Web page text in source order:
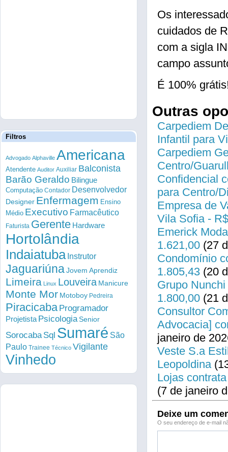
Os
cuidados de
com a sigla
campo
É 100%
Outras
Carpediem
Infantil para
Carpediem
Centro/
Confidencial
para Centro/
Empresa de
Vila Sofia -
Emerick
1.621,00 (27
Condomínio
1.805,43 (20
Grupo
1.800,00 (21
Consultor
Advocacia]
janeiro de
Veste S.a
Leopoldina
Lojas
(7 de janeiro
Deixe um
O seu endereço de e-mail
Filtros
Advogado Alphaville Americana
Atendente Auditor Auxiliar Balconista
Barão Geraldo Bilingue
Computação Contador Desenvolvedor
Designer Enfermagem Ensino
Médio Executivo Farmacêutico
Faturista Gerente Hardware
Hortolândia
Indaiatuba Instrutor
Jaguariúna Jovem Aprendiz
Limeira Linux Louveira Manicure
Monte Mor Motoboy Pedreira
Piracicaba Programador
Projetista PsicologiaSenior
Sorocaba Sql Sumaré São
Paulo Trainee Técnico Vigilante
Vinhedo